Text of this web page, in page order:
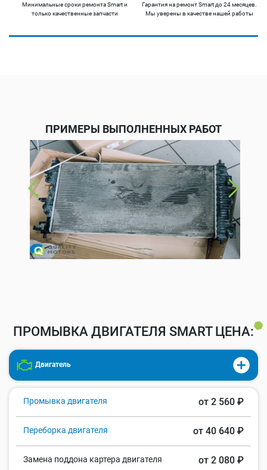
Минимальные сроки ремонта Smart и
только качественные запчасти
Гарантия на ремонт Smart до 24 месяцев.
Мы уверены в качестве нашей работы
ПРИМЕРЫ ВЫПОЛНЕННЫХ РАБОТ
ПРОМЫВКА ДВИГАТЕЛЯ SMART ЦЕНА:
Двигатель
Промывка двигателя от 2 560 ₽
Переборка двигателя от 40 640 ₽
Замена поддона картера двигателя от 2 080 ₽